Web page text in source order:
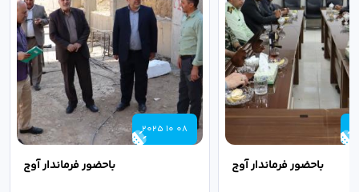
2025 10 08
باحضور فرماندار آوج باحضور فرماندار آوج